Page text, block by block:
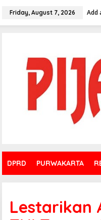
Friday, August 7, 2026 Add
DPRD PURWAKARTA
Lestarikan